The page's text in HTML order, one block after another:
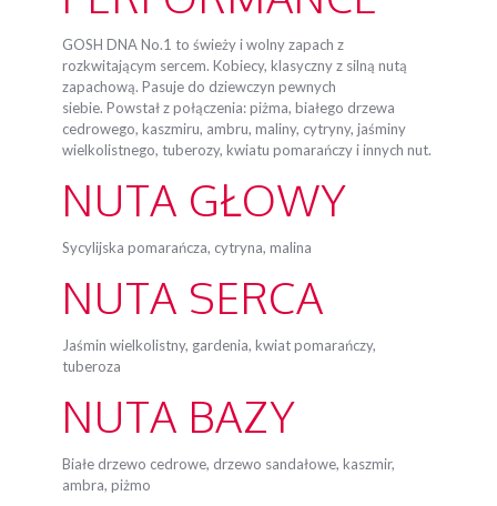
GOSH DNA No.1 to świeży i wolny zapach z
rozkwitającym sercem. Kobiecy, klasyczny z silną nutą
zapachową. Pasuje do dziewczyn pewnych
siebie. Powstał z połączenia: piżma, białego drzewa
cedrowego, kaszmiru, ambru, maliny, cytryny, jaśminy
wielkolistnego, tuberozy, kwiatu pomarańczy i innych nut.
NUTA GŁOWY
Sycylijska pomarańcza, cytryna, malina
NUTA SERCA
Jaśmin wielkolistny, gardenia, kwiat pomarańczy,
tuberoza
NUTA BAZY
Białe drzewo cedrowe, drzewo sandałowe, kaszmir,
ambra, piżmo